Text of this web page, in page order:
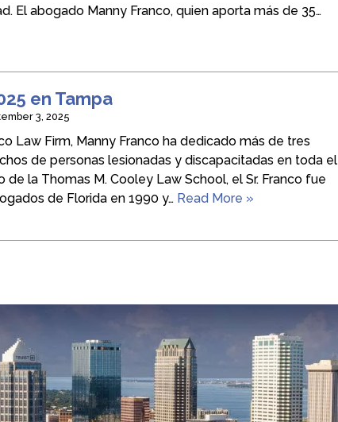
El abogado Manny Franco, quien aporta más de 35…
en Tampa
3, 2025
Law Firm, Manny Franco ha dedicado más de tres
de personas lesionadas y discapacitadas en toda el
de la Thomas M. Cooley Law School, el Sr. Franco fue
de Florida en 1990 y… Read More »